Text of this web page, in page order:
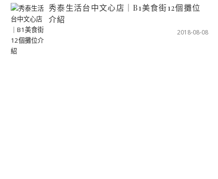
秀泰生活台中文心店｜B1美食街12個攤位
介紹
2018-08-08